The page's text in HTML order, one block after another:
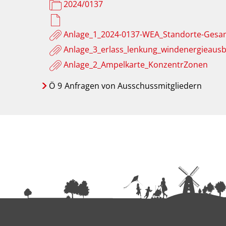
2024/0137
Anlage_1_2024-0137-WEA_Standorte-
Anlage_2_Ampelkarte_KonzentrZonen
Ö 9 Anfragen von Ausschussmitgliedern